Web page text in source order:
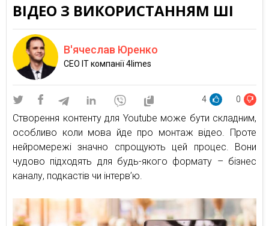
ВІДЕО З ВИКОРИСТАННЯМ ШІ
В'ячеслав Юренко
CEO IT компанії 4limes
4 0
Створення контенту для Youtube може бути складним,
особливо коли мова йде про монтаж відео. Проте
нейромережі значно спрощують цей процес. Вони
чудово підходять для будь-якого формату – бізнес
каналу, подкастів чи інтерв’ю.